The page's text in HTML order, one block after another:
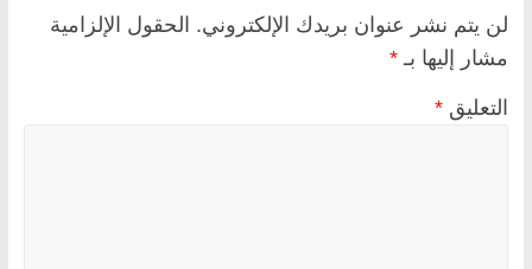
لن يتم نشر عنوان بريدك الإلكتروني. الحقول الإلزامية
مشار إليها بـ *
التعليق *